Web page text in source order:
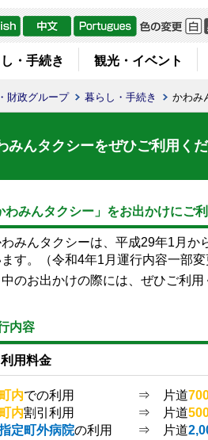
・手続き 観光・イベント
財政グループ 暮らし・手続き かわみ
みんタクシーをぜひご利用く
わみんタクシー」をお出かけにご
みんタクシーは、平成29年1月か
す。（令和4年1月 運行内容一部変
のお出かけの際には、ぜひご利用
内容
利用料金
町内での利用 ⇒ 片道
町内割引利用 ⇒ 片道
定町外病院の利用 ⇒ 片道